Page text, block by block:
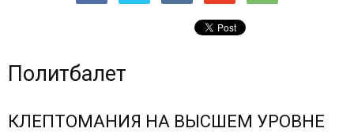
Политбалет
КЛЕПТОМАНИЯ НА ВЫСШЕМ УРОВНЕ